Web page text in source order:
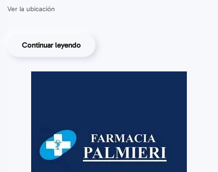
Ver la ubicación
Continuar leyendo